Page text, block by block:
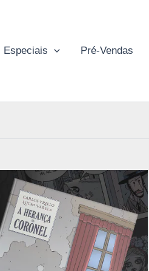
Especiais Pré-Vendas